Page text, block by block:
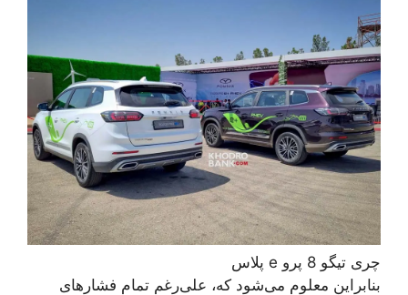
چری تیگو 8 پرو e پلاس
بنابراین معلوم می‌شود که، علی‌رغم تمام فشارهای